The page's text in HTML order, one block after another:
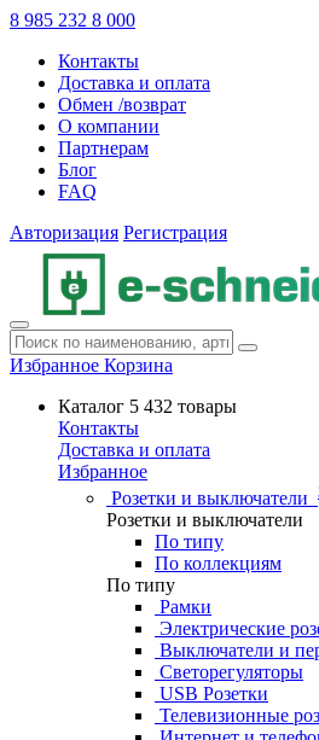
8 985 232 8 000
Контакты
Доставка и оплата
Обмен /возврат
О компании
Партнерам
Блог
FAQ
Авторизация Регистрация
Избранное Корзина
Каталог 5 432 товары
Контакты
Доставка и оплата
Избранное
Розетки и выключатели
Розетки и выключатели
По типу
По коллекциям
По типу
Рамки
Электрические
Выключатели и
Светорегуляторы
USB Розетки
Телевизионные